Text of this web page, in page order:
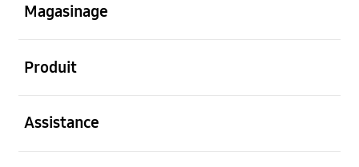
Magasinage
Produit
Assistance